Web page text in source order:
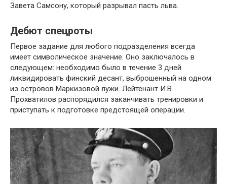
Завета Самсону, который разрывал пасть льва.
Дебют спецроты
Первое задание для любого подразделения всегда
имеет символическое значение. Оно заключалось в
следующем: необходимо было в течение 3 дней
ликвидировать финский десант, выброшенный на одном
из островов Маркизовой лужи. Лейтенант И.В.
Прохватилов распорядился заканчивать тренировки и
приступать к подготовке предстоящей операции.